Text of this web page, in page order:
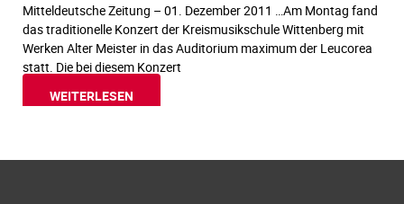
Mitteldeutsche Zeitung – 01. Dezember 2011 …Am Montag fand
das traditionelle Konzert der Kreismusikschule Wittenberg mit
Werken Alter Meister in das Auditorium maximum der Leucorea
statt. Die bei diesem Konzert
WEITERLESEN